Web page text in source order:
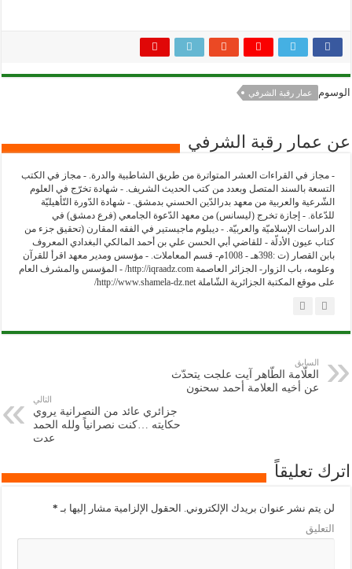
الوسوم عمار رقبة الشرفي
عن عمار رقبة الشرفي
- مجاز في القراءات العشر المتواترة من طريق الشاطبية والدرة. - مجاز في الكتب
التسعة بالسند المتصل وبعدد من كتب الحديث الشريف. - شهادة تخرّج في العلوم
الشّرعية والعربية من معهد بدرالدّين الحسني بدمشق. - شهادة الدّورة التّأهيليّة
للدّعاة. - إجازة تخرج (ليسانس) من معهد الدّعوة الجامعي (فرع دمشق) في
الدراسات الإسلاميّة والعربيّة. - ديبلوم ماجيستير في الفقه المقارن (تحقيق جزء من
كتاب عيون الأدلّة - للقاضي أبي الحسن علي بن أحمد المالكي البغدادي المعروف
بابن القصار (ت :398هـ - 1008م- قسم المعاملات. - مؤسس ومدير معهد اقرأ للقرآن
وعلومه، باب الزوار- الجزائر العاصمة http://iqraadz.com/ - المؤسس والمشرف العام
على موقع المكتبة الجزائرية الشّاملة http://www.shamela-dz.net/
السابق
العلّامة الطّاهر آيت علجت يتحدّث
عن أخيه العلامة أحمد سحنون
التالي
جزائري عائد من النصرانية يروي
حكايته …كنت نصرانياً ولله الحمد
عدت
اترك تعليقاً
لن يتم نشر عنوان بريدك الإلكتروني. الحقول الإلزامية مشار إليها بـ *
التعليق